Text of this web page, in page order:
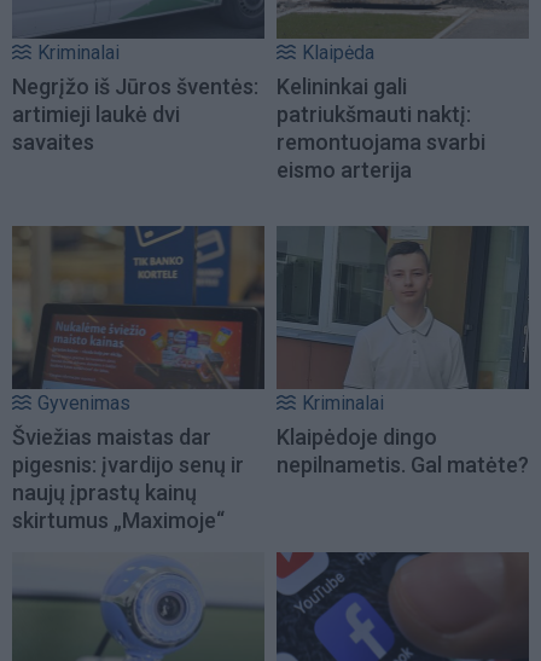
Kriminalai
Negrįžo iš Jūros šventės:
artimieji laukė dvi
savaites
Klaipėda
Kelininkai gali
patriukšmauti naktį:
remontuojama svarbi
eismo arterija
Gyvenimas
Šviežias maistas dar
pigesnis: įvardijo senų ir
naujų įprastų kainų
skirtumus „Maximoje“
Kriminalai
Klaipėdoje dingo
nepilnametis. Gal matėte?